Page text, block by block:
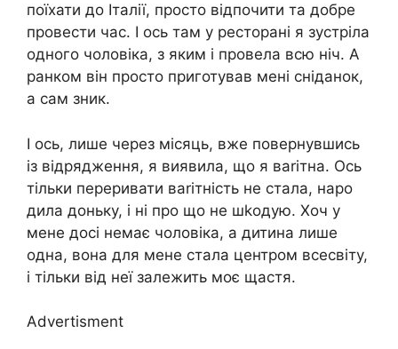
поїхати до Італії, просто відпочити та добре
провести час. І ось там у ресторані я зустріла
одного чоловіка, з яким і провела всю ніч. А
ранком він просто приготував мені сніданок,
а сам зник.
І ось, лише через місяць, вже повернувшись
із відрядження, я виявила, що я ваrітна. Ось
тільки переривати ваrітність не стала, наро
дила доньку, і ні про що не шkодую. Хоч у
мене досі немає чоловіка, а дитина лише
одна, вона для мене стала центром всесвіту,
і тільки від неї залежить моє щастя.
Advertisment